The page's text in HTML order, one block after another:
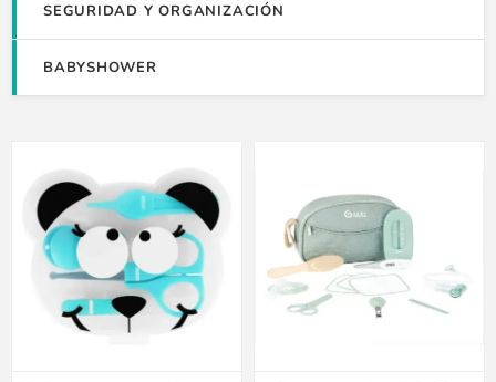
SEGURIDAD Y ORGANIZACIÓN
BABYSHOWER